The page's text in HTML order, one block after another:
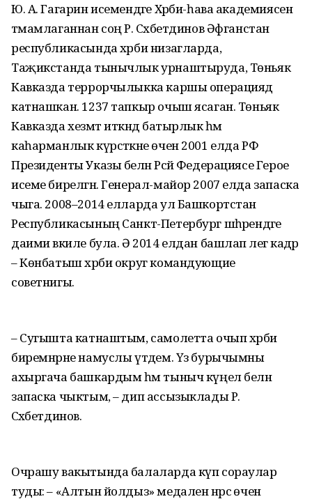
Ю. А. Гагарин исемендәге Хәрби-һава академиясен
тәмамлаганнан соң Р. Сәхәбетдинов Әфганстан
республикасында хәрби низагларда,
Таҗикстанда тынычлык урнаштыруда, Төньяк
Кавказда террорчылыкка каршы операциядә
катнашкан. 1237 тапкыр очыш ясаган. Төньяк
Кавказда хезмәт иткәндә батырлык һәм
каһарманлык күрсәткәне өчен 2001 елда РФ
Президенты Указы белән Рәсәй Федерациясе Герое
исеме бирелгән. Генерал-майор 2007 елда запаска
чыга. 2008–2014 елларда ул Башкортстан
Республикасының Санкт-Петербург шәһәрендәге
даими вәкиле була. Ә 2014 елдан башлап әлегә кадәр
– Көнбатыш хәрби округ командующие
советнигы.
– Сугышта катнаштым, самолетта очып хәрби
биремнәрне намуслы үтәдем. Үз бурычымны
ахыргача башкардым һәм тыныч күңел белән
запаска чыктым, – дип ассызыклады Р.
Сәхәбетдинов.
Очрашу вакытында балаларда күп сораулар
туды: – «Алтын йолдыз» медален нәрсә өчен